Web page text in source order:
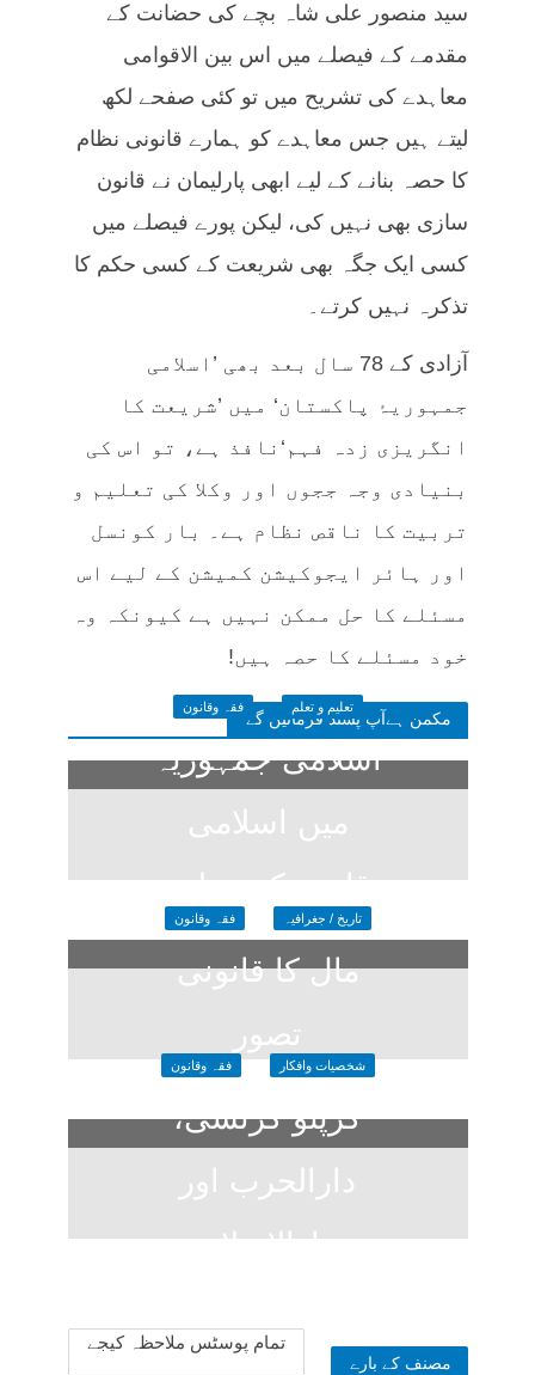
سید منصور علی شاہ بچے کی حضانت کے
مقدمے کے فیصلے میں اس بین الاقوامی
معاہدے کی تشریح میں تو کئی صفحے لکھ
لیتے ہیں جس معاہدے کو ہمارے قانونی نظام
کا حصہ بنانے کے لیے ابھی پارلیمان نے قانون
سازی بھی نہیں کی، لیکن پورے فیصلے میں
کسی ایک جگہ بھی شریعت کے کسی حکم کا
تذکرہ نہیں کرتے۔
آزادی کے 78 سال بعد بھی ’اسلامی
جمہوریۂ پاکستان‘ میں ’شریعت کا
انگریزی زدہ فہم‘نافذ ہے، تو اس کی
بنیادی وجہ ججوں اور وکلا کی تعلیم و
تربیت کا ناقص نظام ہے۔ بار کونسل
اور ہائر ایجوکیشن کمیشن کے لیے اس
مسئلے کا حل ممکن نہیں ہے کیونکہ وہ
خود مسئلے کا حصہ ہیں!
مکمن ہےآپ پسند فرمائیں گے
تعلیم و تعلم فقہ وقانون
اسلامی جمہوریہ
میں اسلامی
قانون کی تعلیم
5 days ago
تاریخ / جغرافیہ فقہ وقانون
مال کا قانونی
تصور
3 weeks ago
شخصیات وافکار فقہ وقانون
کرپٹو کرنسی،
دارالحرب اور
دارالاسلام
مصنف کے بارے
تمام پوسٹس ملاحظہ کیجے